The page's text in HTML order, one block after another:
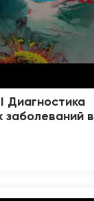
заболеваний в